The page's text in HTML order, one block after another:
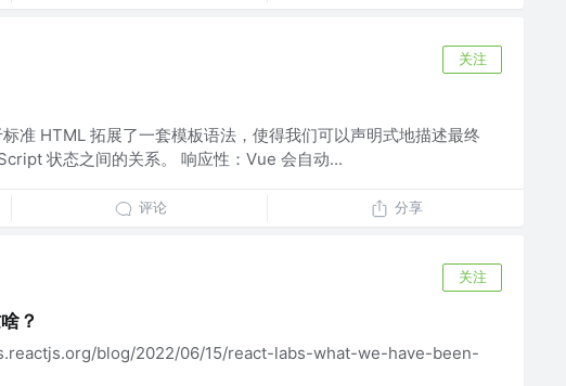
关注
准 HTML 拓展了一套模板语法，使得我们可以声明式地描述最终
状态之间的关系。 响应性：Vue 会自动...
评论 分享
关注
？
blog/2022/06/15/react-labs-what-we-have-been-